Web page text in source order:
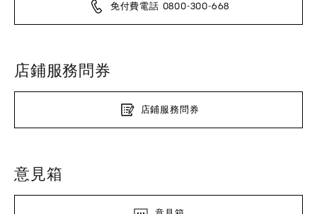
免付費電話 0800-300-668
店鋪服務問券
店鋪服務問券
意見箱